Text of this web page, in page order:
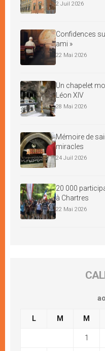
2 Juil 2026
Confidences
ami »
22 Mai 2026
Un chapelet
Léon XIV
28 Mai 2026
Mémoire de
miracles
24 Juil 2026
20 000
à Chartres
22 Mai 2026
L M M
1